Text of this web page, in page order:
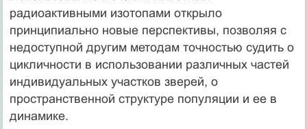
радиоактивными изотопами открыло
принципиально новые перспективы, позволяя с
недоступной другим методам точностью судить о
цикличности в использовании различных частей
индивидуальных участков зверей, о
пространственной структуре популяции и ее в
динамике.